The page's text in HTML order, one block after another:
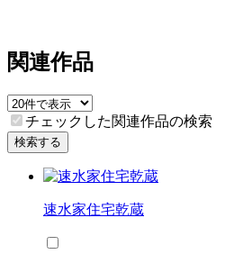
関連作品
チェックした関連作品の検索
検索する
速水家住宅乾蔵